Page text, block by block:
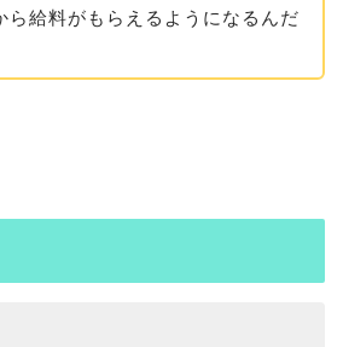
ら給料がもらえるようになるんだ